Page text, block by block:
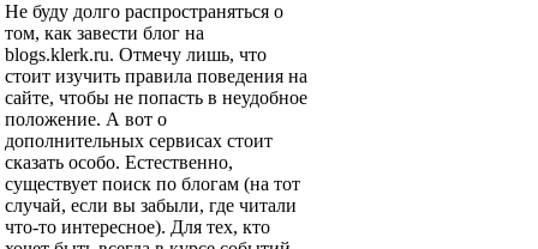
Не буду долго распространяться о
том, как завести блог на
blogs.klerk.ru. Отмечу лишь, что
стоит изучить правила поведения на
сайте, чтобы не попасть в неудобное
положение. А вот о
дополнительных сервисах стоит
сказать особо. Естественно,
существует поиск по блогам (на тот
случай, если вы забыли, где читали
что-то интересное). Для тех, кто